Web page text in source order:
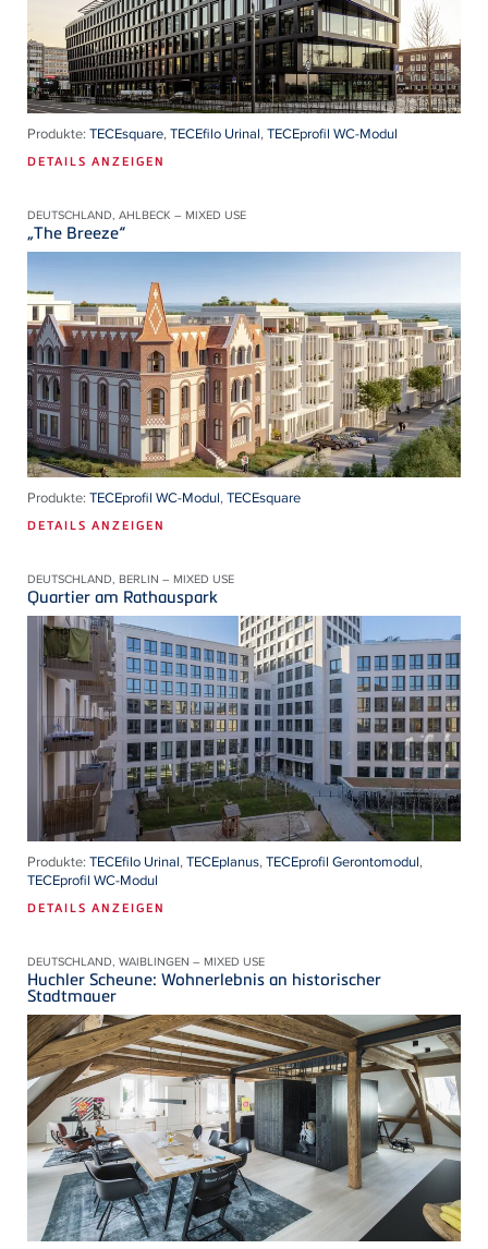
Produkte: TECEsquare,TECEfilo Urinal,TECEprofil WC-Modul
DETAILS ANZEIGEN
DEUTSCHLAND, AHLBECK – MIXED USE
„The Breeze“
Produkte: TECEprofil WC-Modul,TECEsquare
DETAILS ANZEIGEN
DEUTSCHLAND, BERLIN – MIXED USE
Quartier am Rathauspark
Produkte: TECEfilo Urinal,TECEplanus,TECEprofil Gerontomodul,
TECEprofil WC-Modul
DETAILS ANZEIGEN
DEUTSCHLAND, WAIBLINGEN – MIXED USE
Huchler Scheune: Wohnerlebnis an historischer
Stadtmauer